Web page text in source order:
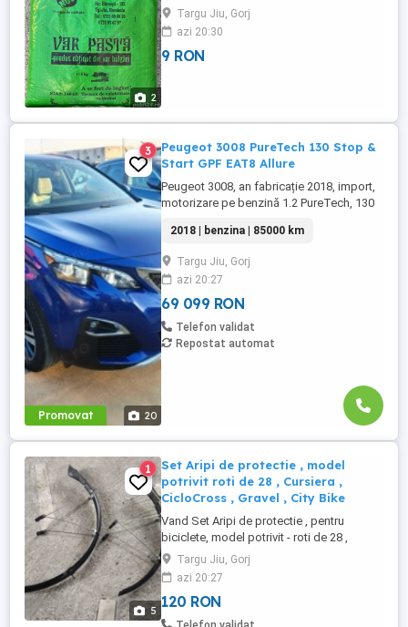
2
Produs in Judetul Gorj,Targu-jiu, livram pe
o raza de 300 de km in functie de
cantitate. Punga de 4kg la pretul de 9 lei.
Punga de 8kg la pretul de 16 lei. Varul
Targu Jiu, Gorj
azi 20:30
9 RON
Promovat 20
3
Peugeot 3008 PureTech 130 Stop &
Start GPF EAT8 Allure
Peugeot 3008, an fabricație 2018, import,
motorizare pe benzină 1.2 PureTech, 130
ideal pentru familie și deplasări urbane
sau extraurbane, apreciat pentru
siguranță, tehnologie și confort. Mașina
se prezintă într-o stare tehnică foarte
bună, cu dotări avansate pentru ...
2018 | benzina | 85000 km
Targu Jiu, Gorj
azi 20:27
69 099 RON
Telefon validat
Repostat automat
5
1
Set Aripi de protectie , model
potrivit roti de 28 , Cursiera ,
CicloCross , Gravel , City Bike
Vand Set Aripi de protectie , pentru
biciclete, model potrivit - roti de 28 ,
Cursiera , CicloCross , Gravel, City Bike
Rog si ofer seriozitate!
Targu Jiu, Gorj
azi 20:27
120 RON